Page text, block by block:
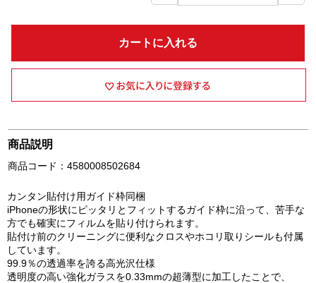
カートに入れる
商品説明
商品コード：4580008502684
カンタン貼付け用ガイド枠同梱
iPhoneの形状にピッタリとフィットするガイド枠に沿って、苦手な
方でも確実にフィルムを貼り付けられます。
貼付け前のクリーニングに便利なクロスやホコリ取りシールも付属
しています。
99.9％の透過率を誇る高光沢仕様
透明度の高い強化ガラスを0.33mmの超薄型に加工したことで、